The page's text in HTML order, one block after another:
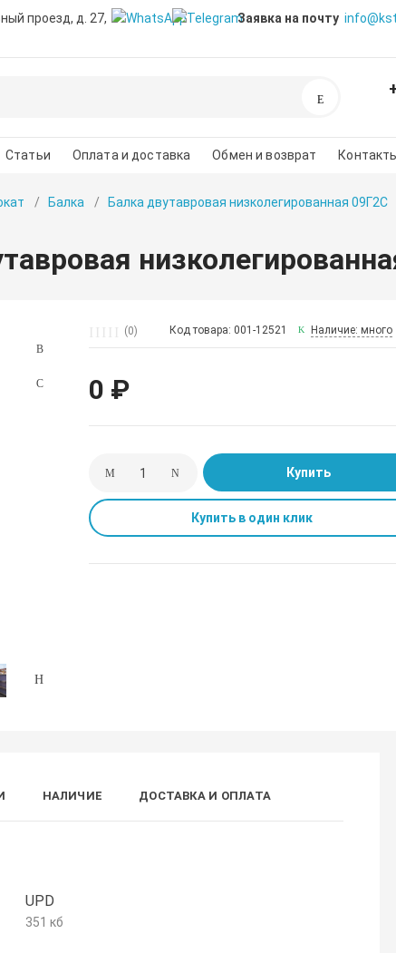
проезд, д. 27,
Заявка на почту
Поиск
Статьи Оплата и доставка Обмен и возврат
Балка Балка двутавровая низколегированная 09Г2С
(0) Код товара: 001-12521 Наличие: много
0 ₽
Купить
Купить в один клик
НАЛИЧИЕ ДОСТАВКА И ОПЛАТА
UPD
351 кб